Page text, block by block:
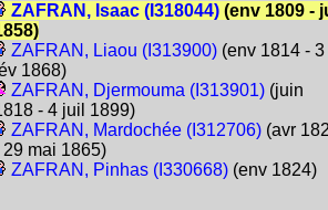
ZAFRAN, Isaac (I318044)(env 1809 -
ZAFRAN, Liaou (I313900)(env 1814 - 3
1868)
ZAFRAN, Djermouma (I313901)(juin
- 4 juil 1899)
ZAFRAN, Mardochée (I312706)(avr
29 mai 1865)
ZAFRAN, Pinhas (I330668)(env 1824)